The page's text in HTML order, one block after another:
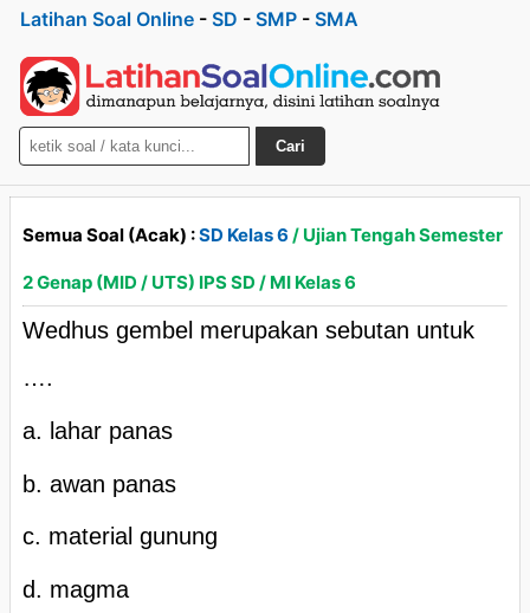
Latihan Soal Online - SD - SMP - SMA
Cari
Semua Soal (Acak) :SD Kelas 6 / Ujian Tengah Semester
2 Genap (MID / UTS) IPS SD / MI Kelas 6
Wedhus gembel merupakan sebutan untuk
….
a. lahar panas
b. awan panas
c. material gunung
d. magma